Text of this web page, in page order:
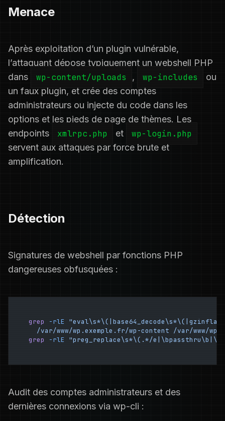
Menace
Après exploitation d’un plugin vulnérable,
l’attaquant dépose typiquement un webshell PHP
dans
wp-content/uploads , wp-includes
ou
un faux plugin, et crée des comptes
administrateurs ou injecte du code dans les
options et les pieds de page de thèmes. Les
endpoints
xmlrpc.php et wp-login.php
servent aux attaques par force brute et
amplification.
Détection
Signatures de webshell par fonctions PHP
dangereuses obfusquées :
grep -rlE
  /var/www/wp.exemple.fr/wp-content
/var/www/
grep
-rlE "preg_replace\s*\(.*/
Audit des comptes administrateurs et des
dernières connexions via wp-cli :